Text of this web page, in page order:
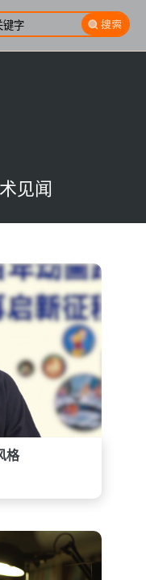
见闻
格